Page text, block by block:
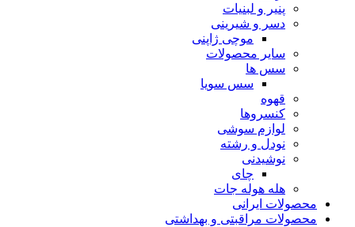
پنیر و لبنیات
دسر و شیرینی
موچی ژاپنی
سایر محصولات
سس ها
سس سویا
قهوه
کنسروها
لوازم سوشی
نودل و رشته
نوشیدنی
چای
هله هوله جات
محصولات ایرانی
محصولات مراقبتی و بهداشتی